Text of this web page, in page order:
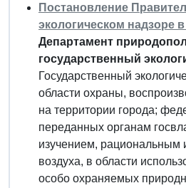
Постановление
экологическом надзоре
Департамент
государственный
Государственный
области охраны,
на территории города;
переданных органам
изучением, рациональным
воздуха, в области
особо охраняемых